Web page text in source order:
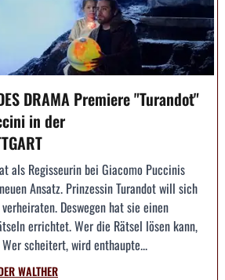
DRAMA Premiere "Turandot"
in der
als Regisseurin bei Giacomo Puccinis
Ansatz. Prinzessin Turandot will sich
Deswegen hat sie einen
errichtet. Wer die Rätsel lösen kann,
scheitert, wird enthaupte...
WALTHER